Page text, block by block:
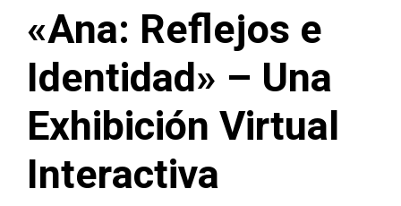
«Ana: Reflejos e
Identidad» – Una
Exhibición Virtual
Interactiva